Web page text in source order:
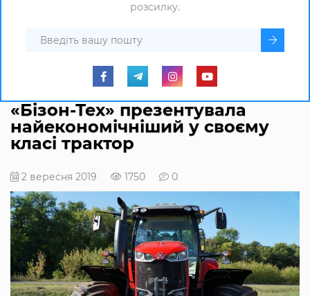
розсилку.
«Бізон-Тех» презентувала
найекономічніший у своєму
класі трактор
2 вересня 2019 1750 0